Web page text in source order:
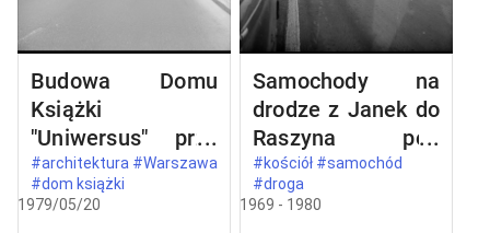
Budowa Domu
Książki
"Uniwersus" przy
ul. Belwederskiej
20/22 w
#architektura #Warszawa
#dom książki
1979/05/20
Samochody na
drodze z Janek do
Raszyna pod
Warszawą
#kościół #samochód
#droga
1969 - 1980